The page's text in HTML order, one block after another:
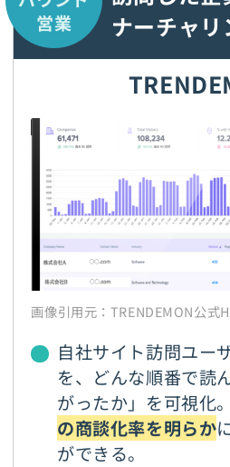
営業
ナーチャリ
画像引用元：TRENDEMON公
自社サイト訪問ユー
を、どんな順番で読
がったか」を可視化。
の商談化率を明らか
ができる。